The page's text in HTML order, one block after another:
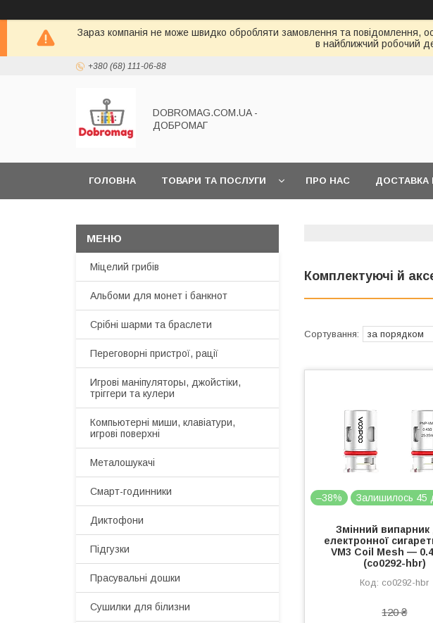
Зараз компанія не може швидко обробляти замовлення та повідомлення,
в найближчий робочий
+380 (68) 111-06-88
DOBROMAG.COM.UA -
ДОБРОМАГ
ГОЛОВНА ТОВАРИ ТА ПОСЛУГИ ПРО НАС ДОСТАВКА
Комплектуючі й
–38% Залишилось 45
Змінний випарник
електронної
VM3 Coil Mesh —
(co0292-hbr)
co0292-hbr
120 ₴
Міцелий грибів
Альбоми для монет і банкнот
Срібні шарми та браслети
Переговорні пристрої, рації
Игрові маніпуляторы, джойстіки,
тріггери та кулери
Компьютерні миши, клавіатури,
игрові поверхні
Металошукачі
Смарт-годинники
Диктофони
Підгузки
Прасувальні дошки
Сушилки для білизни